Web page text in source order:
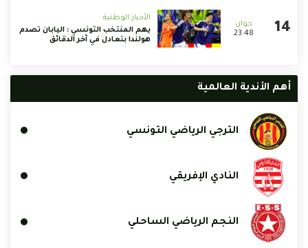
23:48
الأخبار الوطنية
يهم المنتخب التونسي : اليابان تصدم
هولندا بتعادل في آخر الدقائق
أهم الأندية العالمية
الترجي الرياضي التونسي
النادي الإفريقي
النجم الرياضي الساحلي